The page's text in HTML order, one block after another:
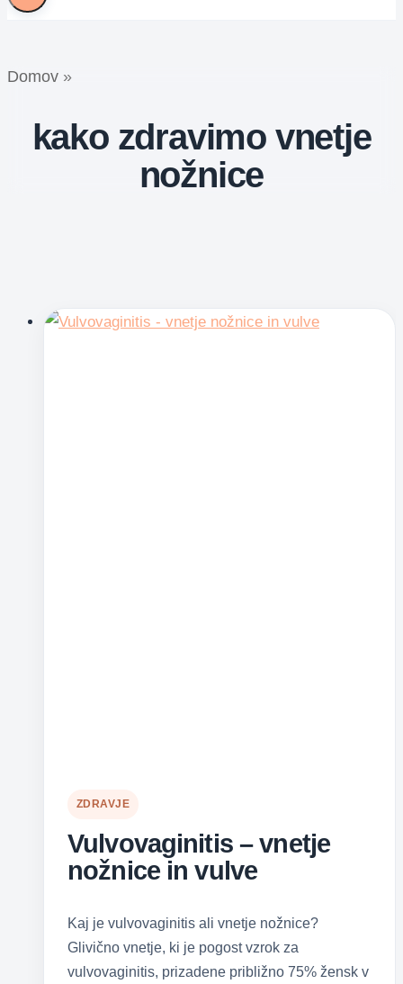
Domov »
kako zdravimo vnetje
nožnice
ZDRAVJE
Vulvovaginitis – vnetje
nožnice in vulve
Kaj je vulvovaginitis ali vnetje nožnice?
Glivično vnetje, ki je pogost vzrok za
vulvovaginitis, prizadene približno 75% žensk v